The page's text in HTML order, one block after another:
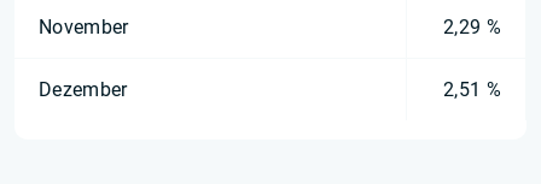
November 2,29 %
Dezember 2,51 %